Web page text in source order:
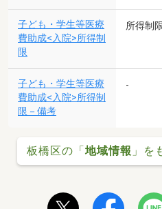
子ども・学生等医療
費助成<入院>所得制
限
所得制
子ども・学生等医療
費助成<入院>所得制
限－備考
-
板橋区の「地域情報 」を